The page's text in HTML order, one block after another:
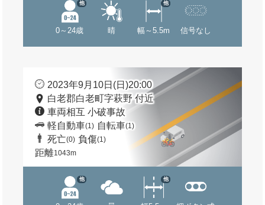
0～24歳
他
晴 幅～5.5m
他
信号なし
2023年9月10日(日)20:00
白老郡白老町字萩野 付近
車両相互 小破事故
軽自動車(1) 自転車(1)
死亡(0) 負傷(1)
距離1043m
他 他